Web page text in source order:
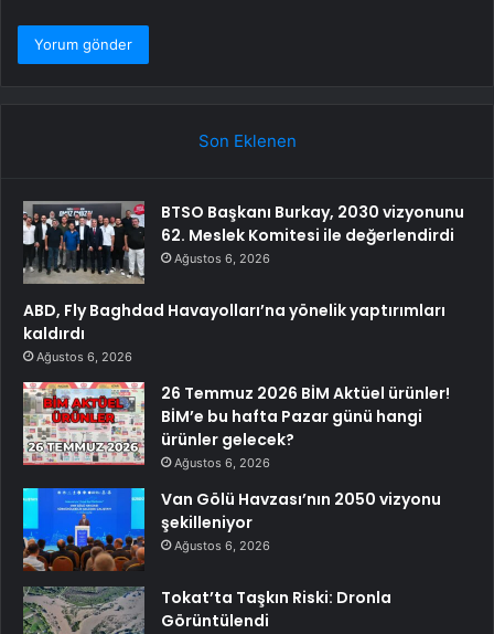
Son Eklenen
BTSO Başkanı Burkay, 2030 vizyonunu
62. Meslek Komitesi ile değerlendirdi
Ağustos 6, 2026
ABD, Fly Baghdad Havayolları’na yönelik yaptırımları
kaldırdı
Ağustos 6, 2026
26 Temmuz 2026 BİM Aktüel ürünler!
BİM’e bu hafta Pazar günü hangi
ürünler gelecek?
Ağustos 6, 2026
Van Gölü Havzası’nın 2050 vizyonu
şekilleniyor
Ağustos 6, 2026
Tokat’ta Taşkın Riski: Dronla
Görüntülendi